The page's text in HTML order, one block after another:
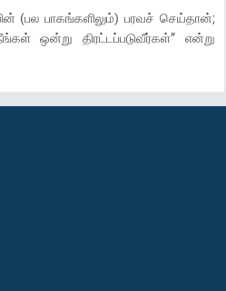
(பல பாகங்களிலும்) பரவச் செய்தான்;
ஒன்று திரட்டப்படுவீர்கள்” என்று